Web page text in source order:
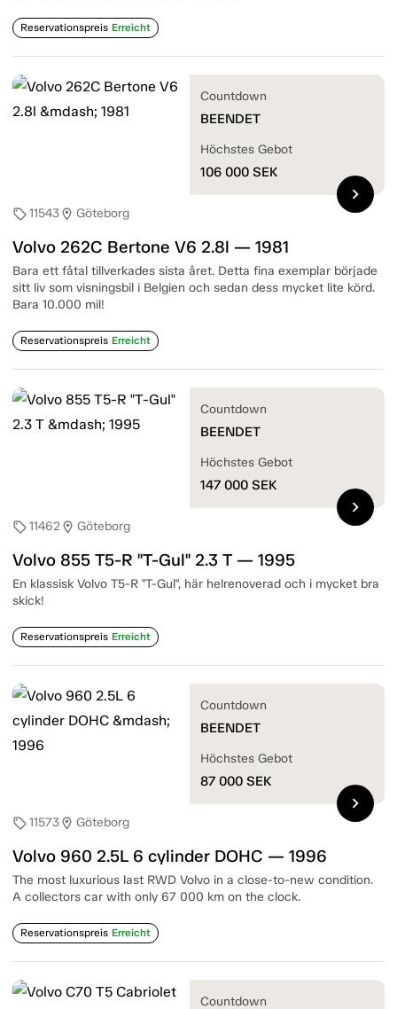
Reservationspreis Erreicht
sell11543location_on Göteborg
Volvo 262C Bertone V6 2.8l — 1981
Bara ett fåtal tillverkades sista året. Detta fina exemplar började
sitt liv som visningsbil i Belgien och sedan dess mycket lite körd.
Bara 10.000 mil!
Reservationspreis Erreicht
Countdown
BEENDET
Höchstes Gebot
106 000 SEK
chevron_right
sell11462location_on Göteborg
Volvo 855 T5-R "T-Gul" 2.3 T — 1995
En klassisk Volvo T5-R "T-Gul", här helrenoverad och i mycket bra
skick!
Reservationspreis Erreicht
Countdown
BEENDET
Höchstes Gebot
147 000 SEK
chevron_right
sell11573location_on Göteborg
Volvo 960 2.5L 6 cylinder DOHC — 1996
The most luxurious last RWD Volvo in a close-to-new condition.
A collectors car with only 67 000 km on the clock.
Reservationspreis Erreicht
Countdown
BEENDET
Höchstes Gebot
87 000 SEK
chevron_right
Countdown